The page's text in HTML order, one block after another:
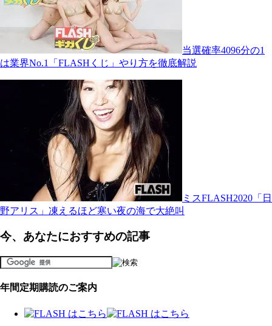
当選確率4096分の1
は業界No.1「FLASHくじ」やり方を徹底解説
ミスFLASH2020「日
野アリス」凍えるほど寒い夜の海で大絶叫
今、あなたにおすすめの記事
年間定期購読のご案内